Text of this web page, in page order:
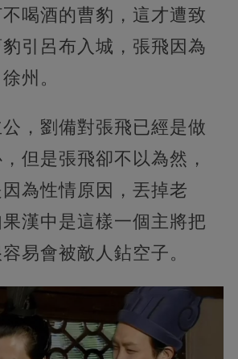
喝酒的曹豹，這才遭致
引呂布入城，張飛因為
州。
，劉備對張飛已經是做
但是張飛卻不以為然，
為性情原因，丟掉老
漢中是這樣一個主將把
易會被敵人鉆空子。